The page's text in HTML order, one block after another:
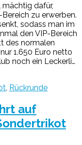
dafür,
zu erwerben.
sodass man im
den VIP-Bereich
des normalen
1.650 Euro netto
noch ein Leckerli…
, Rückrunde
auf